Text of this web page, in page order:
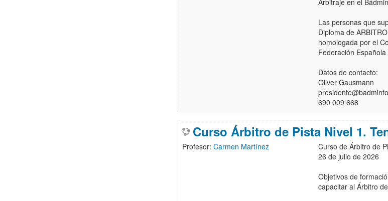
Arbitraje en el
Las personas que
Diploma de
homologada por el
Federación
Datos de contacto:
Oliver Gausmann
690 009 668
Curso Árbitro de Pista Nivel 1.
Curso de Árbitro de
26 de julio de 2026
Objetivos de
capacitar al Árbitro
Profesor: Carmen Martínez